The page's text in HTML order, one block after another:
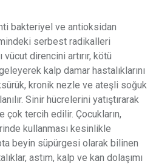
bakteriyel ve antioksidan
serbest radikalleri
direncini artırır, kötü
kalp damar hastalıklarını
kronik nezle ve ateşli soğuk
Sinir hücrelerini yatıştırarak
tercih edilir. Çocukların,
kullanması kesinlikle
beyin süpürgesi olarak bilinen
astım, kalp ve kan dolaşımı